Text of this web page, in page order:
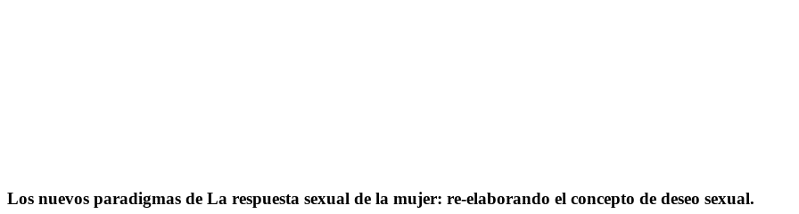
Los nuevos paradigmas de La respuesta sexual de la mujer: re-elaborando el concepto de deseo sexual.